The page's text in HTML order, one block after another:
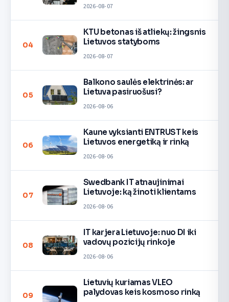
2026-08-07
04
KTU betonas iš atliekų: žingsnis
Lietuvos statyboms
2026-08-07
05
Balkono saulės elektrinės: ar
Lietuva pasiruošusi?
2026-08-06
06
Kaune vyksianti ENTRUST keis
Lietuvos energetiką ir rinką
2026-08-06
07
Swedbank IT atnaujinimai
Lietuvoje: ką žinoti klientams
2026-08-06
08
IT karjera Lietuvoje: nuo DI iki
vadovų pozicijų rinkoje
2026-08-06
09
Lietuvių kuriamas VLEO
palydovas keis kosmoso rinką